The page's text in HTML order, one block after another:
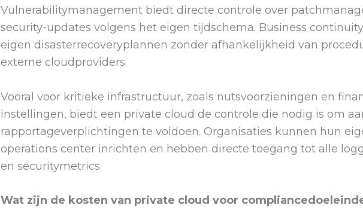
Vulnerabilitymanagement biedt directe controle over
security-updates volgens het eigen tijdschema. Business
eigen disasterrecoveryplannen zonder afhankelijkheid van
externe cloudproviders.
Vooral voor kritieke infrastructuur, zoals nutsvoorzieningen en
instellingen, biedt een private cloud de controle die nodig is om
rapportageverplichtingen te voldoen. Organisaties kunnen hun
operations center inrichten en hebben directe toegang tot alle
en securitymetrics.
Wat zijn de kosten van private cloud voor